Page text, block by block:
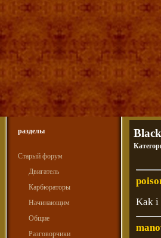
разделы
Старый форум
Двигатель
Карбюраторы
Начинающим
Общие
Разговорчики
Black
Kak i